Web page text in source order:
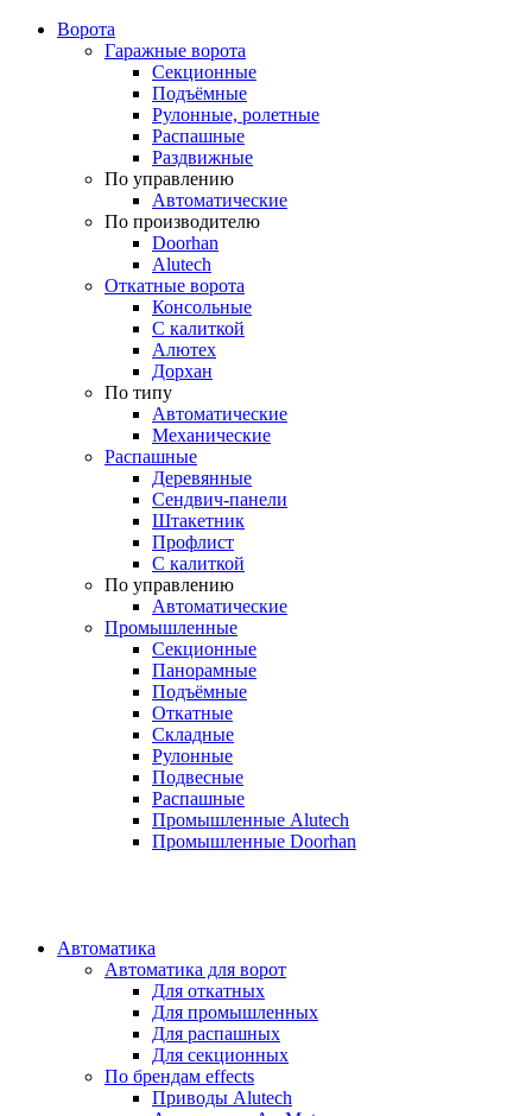
Ворота
Гаражные ворота
Секционные
Подъёмные
Рулонные, ролетные
Распашные
Раздвижные
По управлению
Автоматические
По производителю
Doorhan
Alutech
Откатные ворота
Консольные
С калиткой
Алютех
Дорхан
По типу
Автоматические
Механические
Распашные
Деревянные
Сендвич-панели
Штакетник
Профлист
С калиткой
По управлению
Автоматические
Промышленные
Секционные
Панорамные
Подъёмные
Откатные
Складные
Рулонные
Подвесные
Распашные
Промышленные Alutech
Промышленные Doorhan
Автоматика
Автоматика для ворот
Для откатных
Для промышленных
Для распашных
Для секционных
По брендам effects
Приводы Alutech